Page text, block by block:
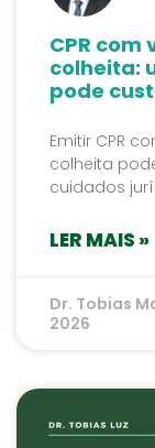
CPR
colheita:
pode
Emitir CPR
colheita
cuidados
LER MAIS »
Dr. Tobias
2026